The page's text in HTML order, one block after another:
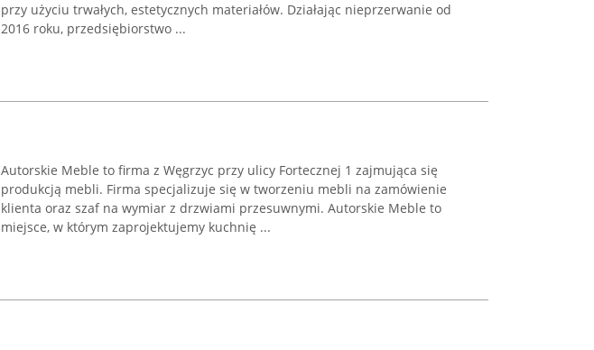
przy użyciu trwałych, estetycznych materiałów. Działając nieprzerwanie od
2016 roku, przedsiębiorstwo ...
Autorskie Meble to firma z Węgrzyc przy ulicy Fortecznej 1 zajmująca się
produkcją mebli. Firma specjalizuje się w tworzeniu mebli na zamówienie
klienta oraz szaf na wymiar z drzwiami przesuwnymi. Autorskie Meble to
miejsce, w którym zaprojektujemy kuchnię ...